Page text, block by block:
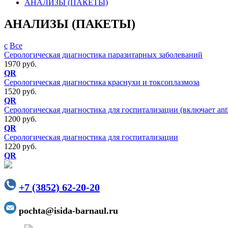
АНАЛИЗЫ (ПАКЕТЫ)
АНАЛИЗЫ (ПАКЕТЫ)
с Все
Серологическая диагностика паразитарных заболеваний
1970 руб.
QR
Серологическая диагностика краснухи и токсоплазмоза
1520 руб.
QR
Серологическая диагностика для госпитализации (включает
1200 руб.
QR
Серологическая диагностика для госпитализации
1220 руб.
QR
+7 (3852) 62-20-20
pochta@isida-barnaul.ru